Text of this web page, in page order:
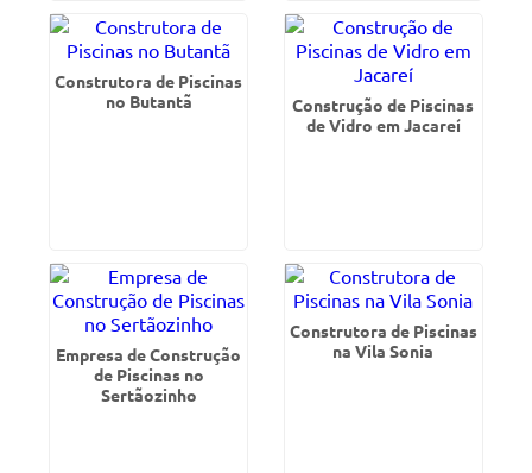
Construtora de Piscinas
no Butantã
Construção de Piscinas
de Vidro em Jacareí
Empresa de Construção
de Piscinas no
Sertãozinho
Construtora de Piscinas
na Vila Sonia